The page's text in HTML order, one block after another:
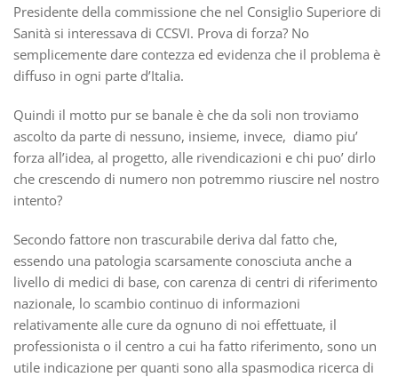
Presidente della commissione che nel Consiglio Superiore di
Sanità si interessava di CCSVI. Prova di forza? No
semplicemente dare contezza ed evidenza che il problema è
diffuso in ogni parte d’Italia.
Quindi il motto pur se banale è che da soli non troviamo
ascolto da parte di nessuno, insieme, invece, diamo piu’
forza all’idea, al progetto, alle rivendicazioni e chi puo’ dirlo
che crescendo di numero non potremmo riuscire nel nostro
intento?
Secondo fattore non trascurabile deriva dal fatto che,
essendo una patologia scarsamente conosciuta anche a
livello di medici di base, con carenza di centri di riferimento
nazionale, lo scambio continuo di informazioni
relativamente alle cure da ognuno di noi effettuate, il
professionista o il centro a cui ha fatto riferimento, sono un
utile indicazione per quanti sono alla spasmodica ricerca di